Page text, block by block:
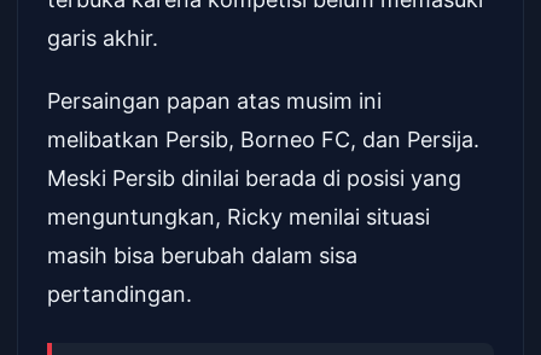
garis akhir.
Persaingan papan atas musim ini
melibatkan Persib, Borneo FC, dan Persija.
Meski Persib dinilai berada di posisi yang
menguntungkan, Ricky menilai situasi
masih bisa berubah dalam sisa
pertandingan.